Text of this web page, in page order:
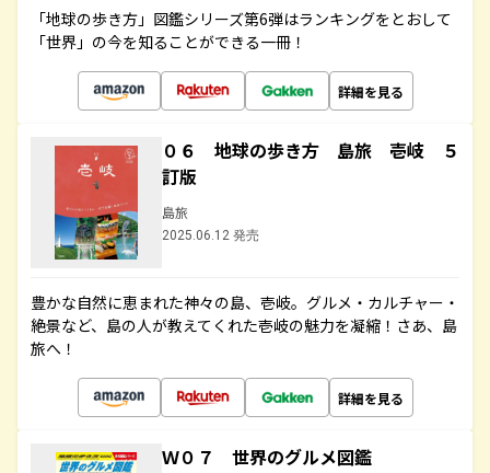
「地球の歩き方」図鑑シリーズ第6弾はランキングをとおして
「世界」の今を知ることができる一冊！
詳細を見る
０６ 地球の歩き方 島旅 壱岐 ５
訂版
島旅
2025.06.12 発売
豊かな自然に恵まれた神々の島、壱岐。グルメ・カルチャー・
絶景など、島の人が教えてくれた壱岐の魅力を凝縮！さあ、島
旅へ！
詳細を見る
Ｗ０７ 世界のグルメ図鑑